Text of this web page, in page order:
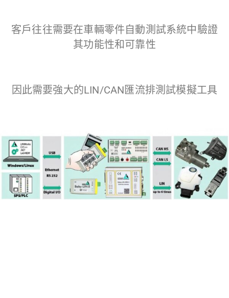
客戶往往需要在車輛零件自動測試系統中驗證
其功能性和可靠性
因此需要強大的LIN/CAN匯流排測試模擬工具